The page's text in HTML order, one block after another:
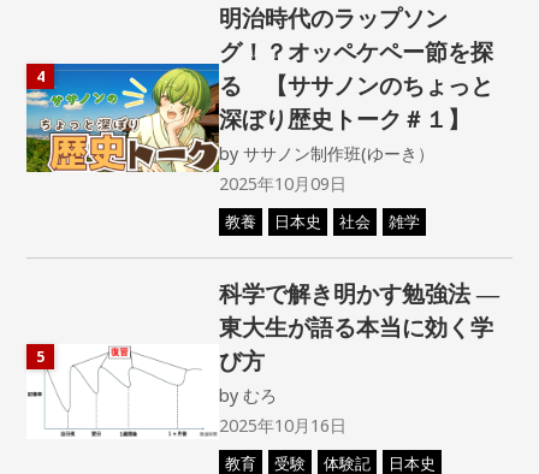
4
明治時代のラップソン
グ！？オッペケペー節を探
る 【ササノンのちょっと
深ぼり歴史トーク＃１】
byササノン制作班(ゆーき）
2025年10月09日
教養 日本史 社会 雑学
5
科学で解き明かす勉強法 ―
東大生が語る本当に効く学
び方
byむろ
2025年10月16日
教育 受験 体験記
日本史